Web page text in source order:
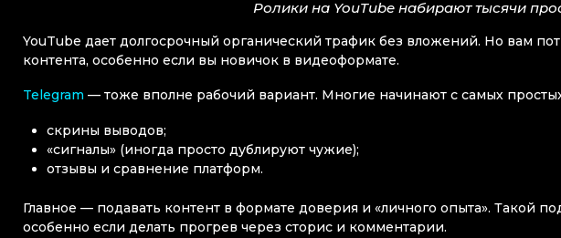
Ролики на YouTube набирают тысячи
YouTube дает долгосрочный органический трафик без вложений. Но вам
контента, особенно если вы новичок в видеоформате.
Telegram — тоже вполне рабочий вариант. Многие начинают с самых
скрины выводов;
«сигналы» (иногда просто дублируют чужие);
отзывы и сравнение платформ.
Главное — подавать контент в формате доверия и «личного опыта». Такой
особенно если делать прогрев через сторис и комментарии.